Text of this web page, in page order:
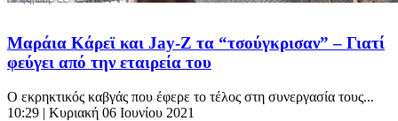
Μαράια Κάρεϊ και Jay-Z τα “τσούγκρισαν” – Γιατί
φεύγει από την εταιρεία του
Ο εκρηκτικός καβγάς που έφερε το τέλος στη συνεργασία τους...
10:29 | Κυριακή 06 Ιουνίου 2021